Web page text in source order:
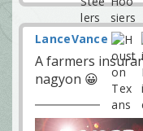
LanceVance
A farmers
nagyon 😀